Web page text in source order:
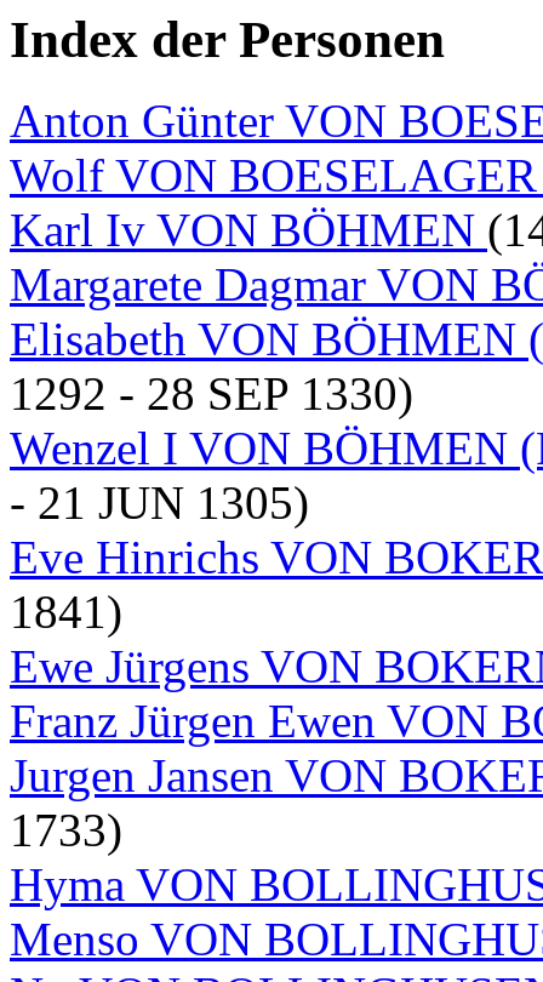
Index der Personen
Anton Günter VON
Wolf VON
Karl Iv VON BÖHMEN
Margarete Dagmar VON
Elisabeth VON
1292 - 28 SEP 1330)
Wenzel I VON BÖHMEN
- 21 JUN 1305)
Eve Hinrichs VON
1841)
Ewe Jürgens VON
Franz Jürgen Ewen VON
Jurgen Jansen VON
1733)
Hyma VON
Menso VON